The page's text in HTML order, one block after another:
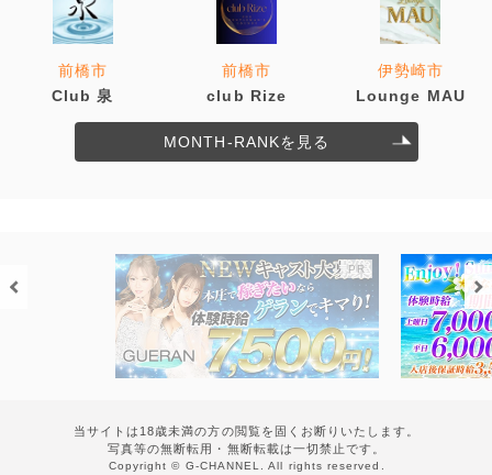
前橋市
Club 泉
前橋市
club Rize
伊勢崎市
Lounge MAU
MONTH-RANKを見る
当サイトは18歳未満の方の閲覧を固くお断りいたします。
写真等の無断転用・無断転載は一切禁止です。
Copyright © G-CHANNEL. All rights reserved.